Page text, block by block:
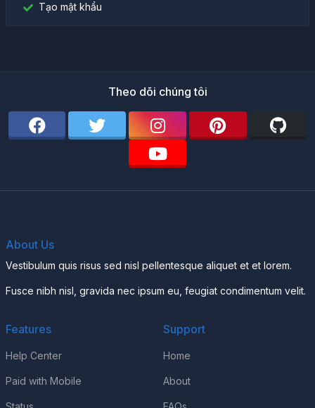
Tạo mật khẩu
Theo dõi chúng tôi
About Us
Vestibulum quis risus sed nisl pellentesque aliquet et et lorem.
Fusce nibh nisl, gravida nec ipsum eu, feugiat condimentum velit.
Features
Help Center
Paid with Mobile
Support
Home
About